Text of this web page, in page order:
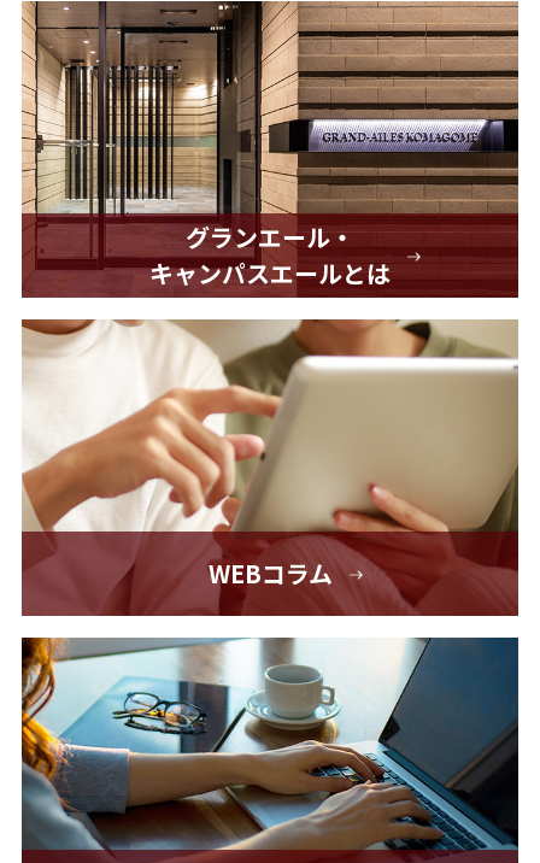
グランエール・
キャンパスエールとは
WEBコラム